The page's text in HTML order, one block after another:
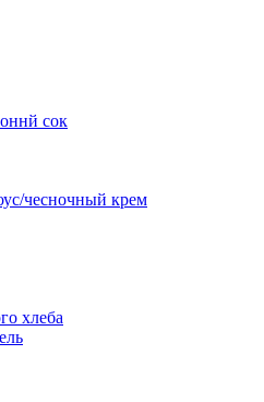
сок
чесночный крем
хлеба